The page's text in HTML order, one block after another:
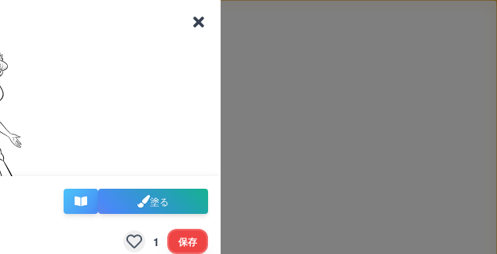
塗る
1 保存